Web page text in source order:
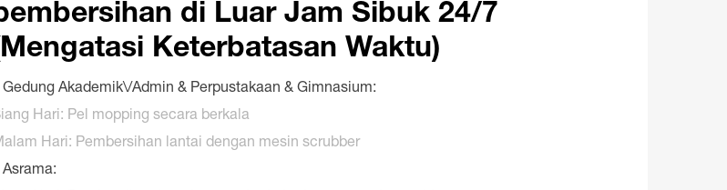
di Luar Jam Sibuk 24/7
Keterbatasan Waktu)
Gedung Akademik\/Admin & Perpustakaan & Gimnasium:
Hari: Pel mopping secara berkala
Hari: Pembersihan lantai dengan mesin scrubber
Asrama: